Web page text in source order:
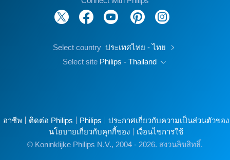
Select country ประเทศไทย - ไทย
Select site Philips - Thailand
อาชีพ ติดต่อ Philips Philips
ประกาศเกี่ยวกับความเป็นส่วนตัวของ
นโยบายเกี่ยวกับคุกกี้ของ
เงื่อนไขการใช้
© Koninklijke Philips N.V., 2004 - 2026. สงวนลิขสิทธิ์.